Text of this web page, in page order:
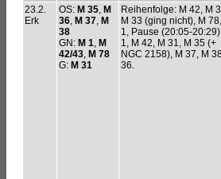
23.2.
Erk
OS: M 35, M
36, M 37, M
38
GN: M 1, M
42/43, M 78
G: M 31
Reihenfolge: M 42, M
M 33 (ging nicht), M
1, Pause (20:05-
1, M 42, M 31, M 35 (+
NGC 2158), M 37, M
36.